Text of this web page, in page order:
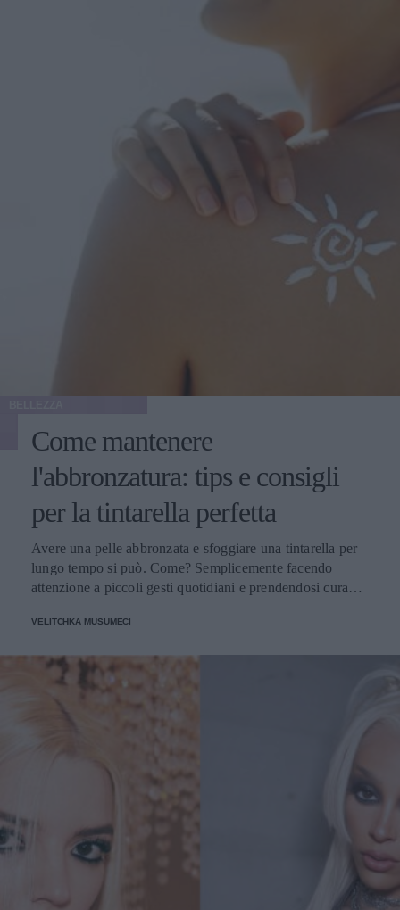
Come mantenere
l'abbronzatura: tips e consigli
per la tintarella perfetta
Avere una pelle abbronzata e sfoggiare una tintarella per
lungo tempo si può. Come? Semplicemente facendo
attenzione a piccoli gesti quotidiani e prendendosi cura
VELITCHKA MUSUMECI